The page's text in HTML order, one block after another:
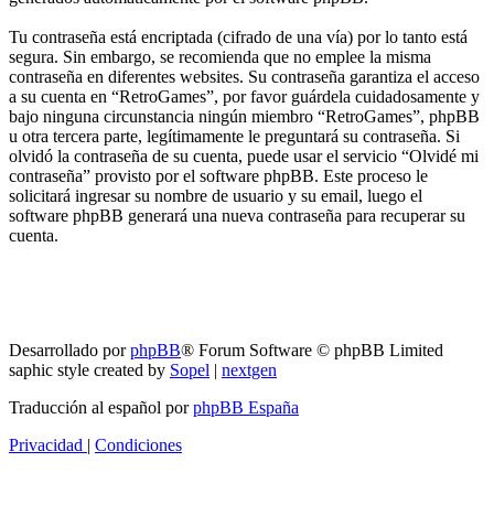
Tu contraseña está encriptada (cifrado de una vía) por lo tanto está
segura. Sin embargo, se recomienda que no emplee la misma
contraseña en diferentes websites. Su contraseña garantiza el acceso
a su cuenta en “RetroGames”, por favor guárdela cuidadosamente y
bajo ninguna circunstancia ningún miembro “RetroGames”, phpBB
u otra tercera parte, legítimamente le preguntará su contraseña. Si
olvidó la contraseña de su cuenta, puede usar el servicio “Olvidé mi
contraseña” provisto por el software phpBB. Este proceso le
solicitará ingresar su nombre de usuario y su email, luego el
software phpBB generará una nueva contraseña para recuperar su
cuenta.
Desarrollado porphpBB® Forum Software © phpBB Limited
saphic style created by Sopel | nextgen
Traducción al español porphpBB España
Privacidad | Condiciones